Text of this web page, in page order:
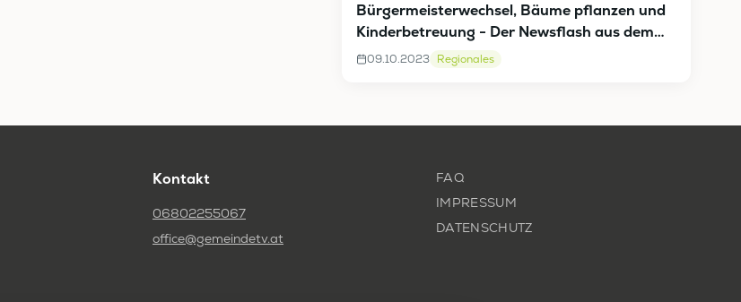
Bürgermeisterwechsel, Bäume pflanzen und
Kinderbetreuung - Der Newsflash aus dem
Bezirk Scheibbs
09.10.2023 Regionales
Kontakt
06802255067
office@gemeindetv.at
FAQ
IMPRESSUM
DATENSCHUTZ